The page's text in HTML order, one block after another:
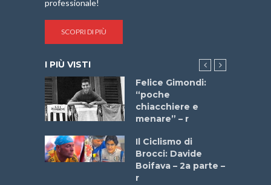
professionale!
SCOPRI DI PIÙ
I PIÙ VISTI
Felice Gimondi:
“poche
chiacchiere e
menare” – r
Il Ciclismo di
Brocci: Davide
Boifava – 2a parte –
r